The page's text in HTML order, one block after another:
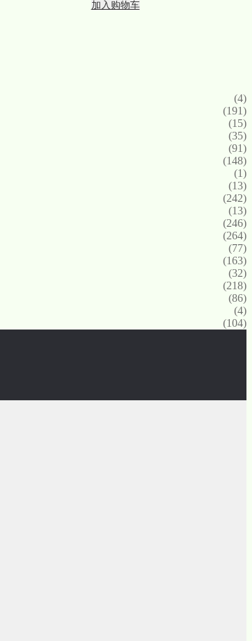
加入购物车
(4)
(191)
(15)
(35)
(91)
(148)
(1)
(13)
(242)
(13)
(246)
(264)
(77)
(163)
(32)
(218)
(86)
(4)
(104)